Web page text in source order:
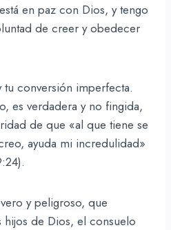
en paz con Dios, y tengo
de creer y obedecer
conversión imperfecta.
es verdadera y no fingida,
de que «al que tiene se
ayuda mi incredulidad»
y peligroso, que
de Dios, el consuelo